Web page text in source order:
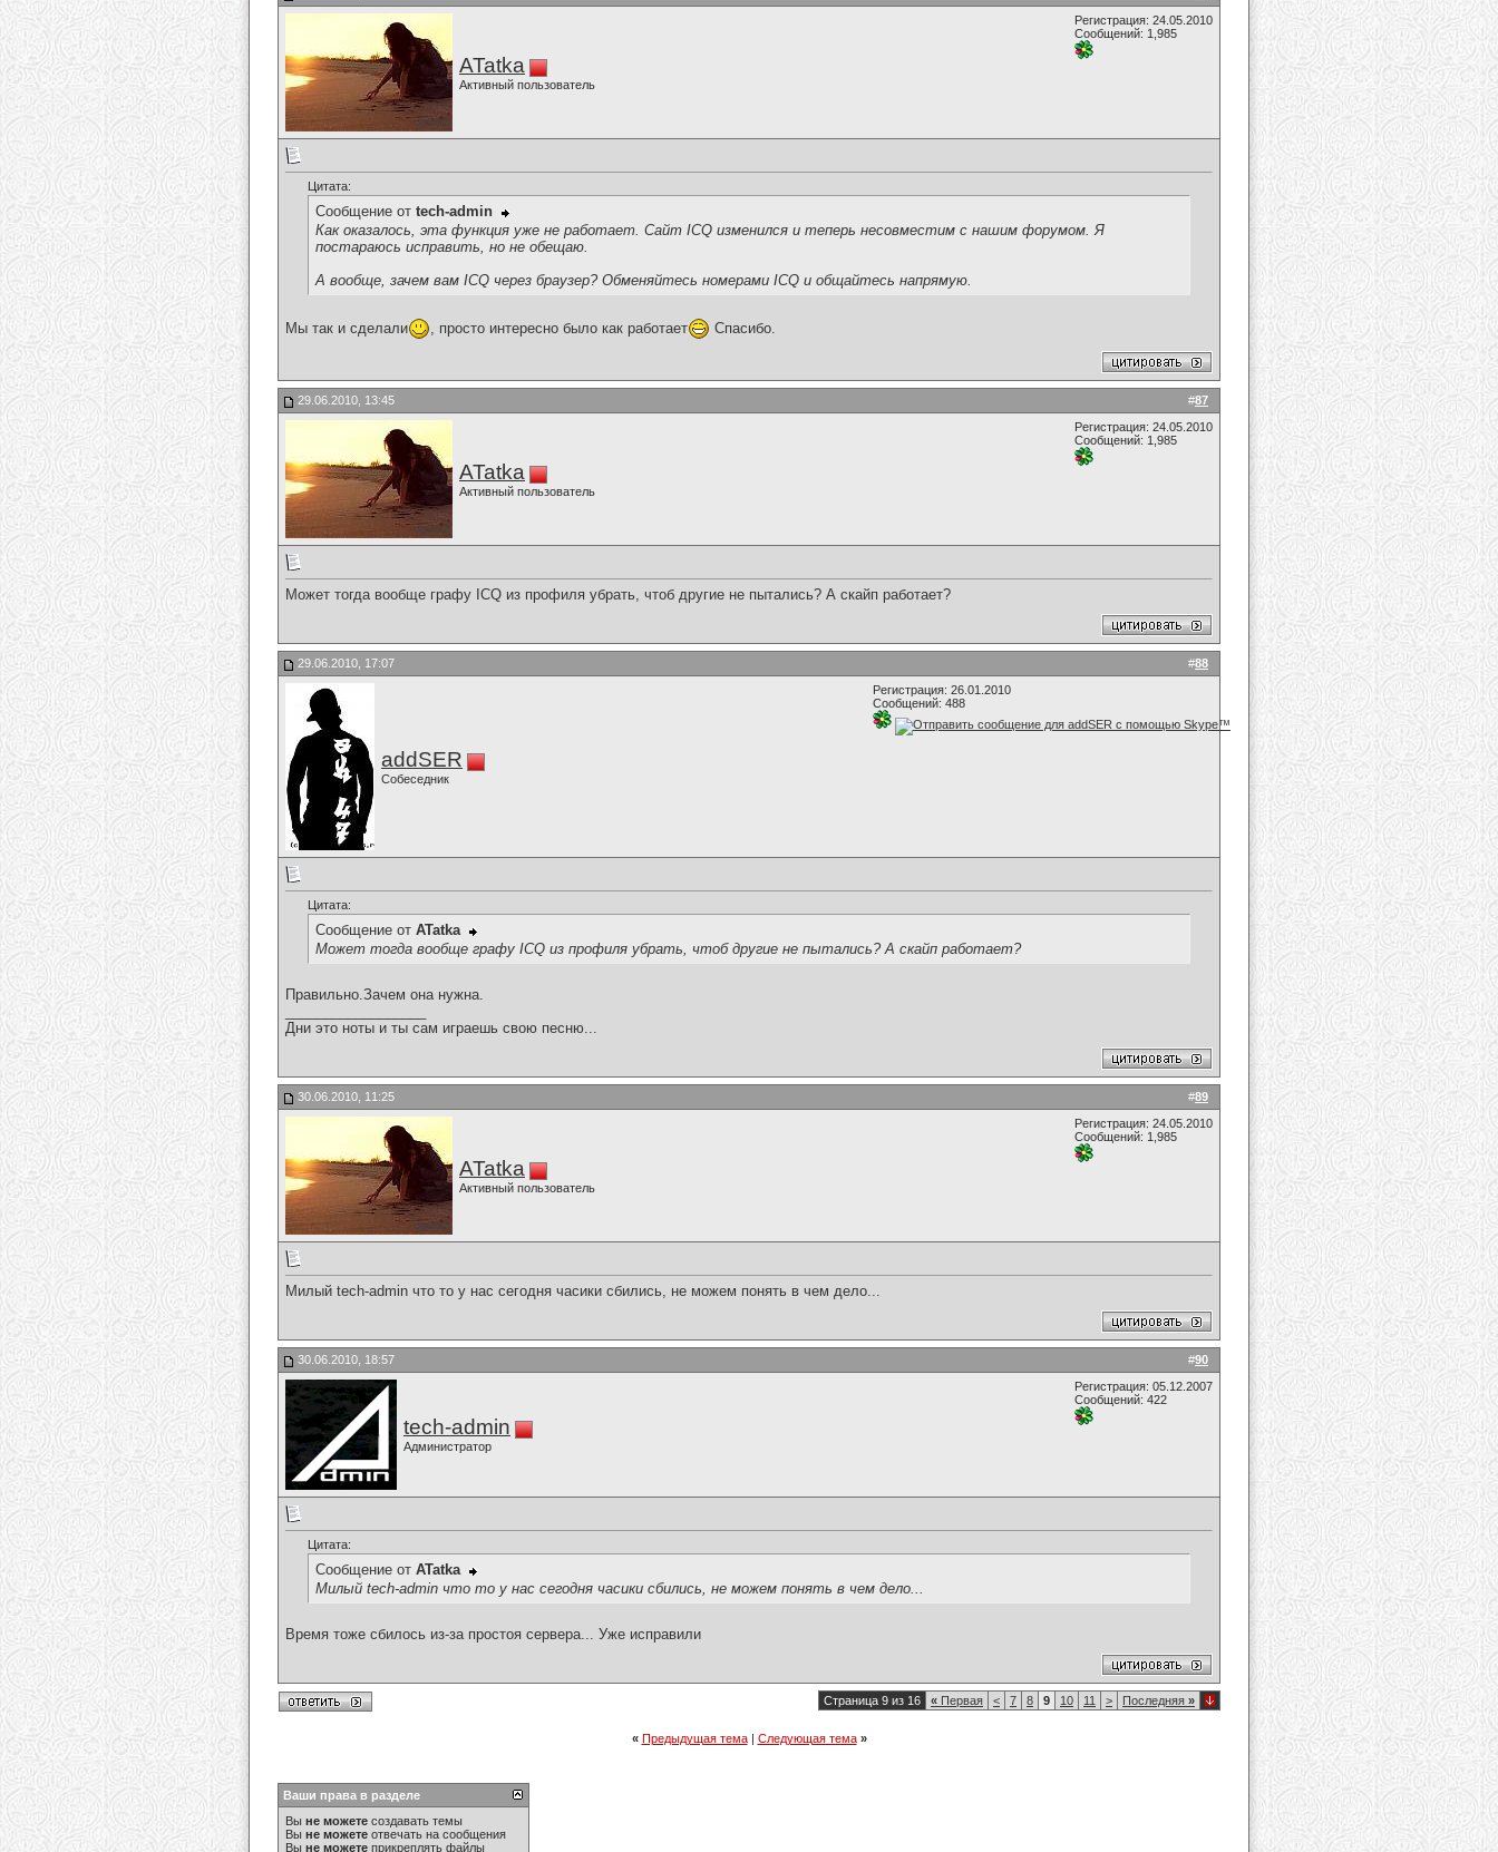
ATatka
Активный пользователь
Регистрация: 24.05.2010
Сообщений: 1,985
Цитата:
Сообщение от tech-admin
Как оказалось, эта функция уже не работает. Сайт ICQ изменился и теперь несовместим с нашим форумом. Я
постараюсь исправить, но не обещаю.
А вообще, зачем вам ICQ через браузер? Обменяйтесь номерами ICQ и общайтесь напрямую.
Мы так и сделали , просто интересно было как работает Спасибо.
#87
29.06.2010, 13:45
ATatka
Активный пользователь
Регистрация: 24.05.2010
Сообщений: 1,985
Может тогда вообще графу ICQ из профиля убрать, чтоб другие не пытались? А скайп работает?
#88
29.06.2010, 17:07
addSER
Собеседник
Регистрация: 26.01.2010
Сообщений: 488
Цитата:
Сообщение от ATatka
Может тогда вообще графу ICQ из профиля убрать, чтоб другие не пытались? А скайп работает?
Правильно.Зачем она нужна.
Дни это ноты и ты сам играешь свою песню...
#89
30.06.2010, 11:25
ATatka
Активный пользователь
Регистрация: 24.05.2010
Сообщений: 1,985
Милый tech-admin что то у нас сегодня часики сбились, не можем понять в чем дело...
#90
30.06.2010, 18:57
tech-admin
Администратор
Регистрация: 05.12.2007
Сообщений: 422
Цитата:
Сообщение от ATatka
Милый tech-admin что то у нас сегодня часики сбились, не можем понять в чем дело...
Время тоже сбилось из-за простоя сервера... Уже исправили
Страница 9 из 16 « Первая < 7 8 9 10 11 > Последняя »
« Предыдущая тема| Следующая тема »
Ваши права в разделе
Вы не можете создавать темы
Вы не можете отвечать на сообщения
Вы не можете прикреплять файлы